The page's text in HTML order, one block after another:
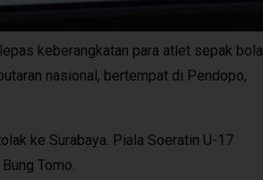
keberangkatan para atlet sepak bola
nasional, bertempat di Pendopo,
ke Surabaya. Piala Soeratin U-17
Tomo.